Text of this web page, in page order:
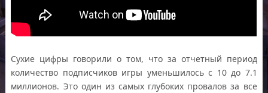
Сухие цифры говорили о том, что за отчетный период
количество подписчиков игры уменьшилось с 10 до 7.1
миллионов. Это один из самых глубоких провалов за все